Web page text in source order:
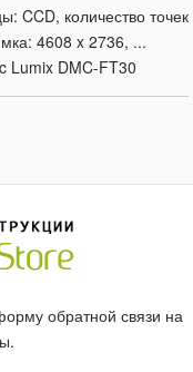
CCD, количество точек
4608 x 2736, ...
Lumix DMC-FT30
обратной связи на
.